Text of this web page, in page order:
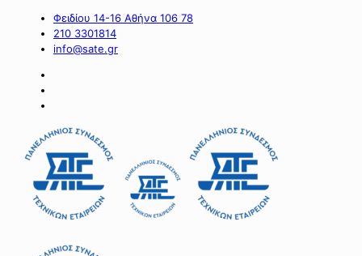
Φειδίου 14-16 Αθήνα 106 78
210 3301814
info@sate.gr